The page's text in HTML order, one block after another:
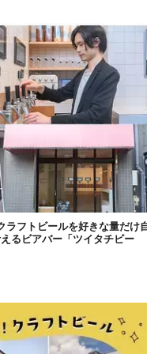
ラフトビールを好きな量だけ
るビアバー「ツイタチビー